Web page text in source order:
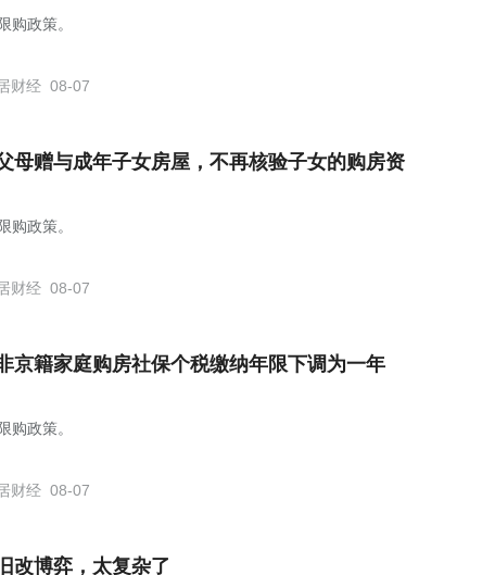
购政策。
财经 08-07
母赠与成年子女房屋，不再核验子女的购房资
购政策。
财经 08-07
京籍家庭购房社保个税缴纳年限下调为一年
购政策。
财经 08-07
改博弈，太复杂了